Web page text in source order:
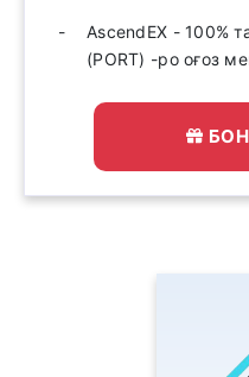
AscendEX - 100%
(PORT) -ро оғоз